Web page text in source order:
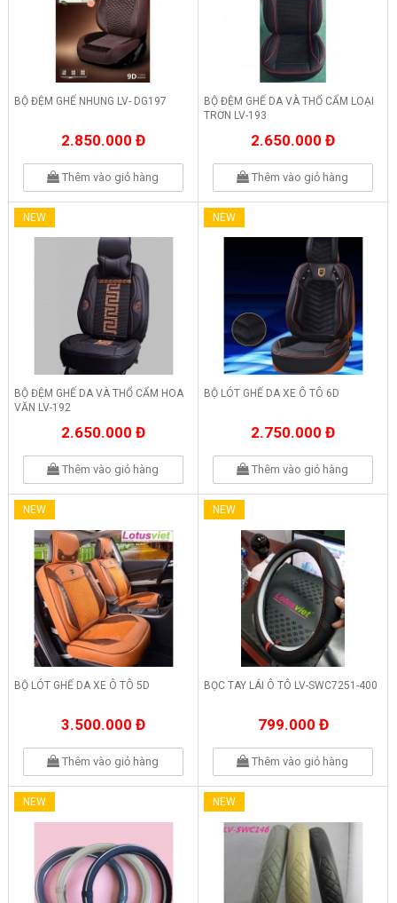
BỘ ĐỆM GHẾ NHUNG LV- DG197
2.850.000 Đ
Thêm vào giỏ hàng
BỘ ĐỆM GHẾ DA VÀ THỔ CẨM LOẠI
TRƠN LV-193
2.650.000 Đ
Thêm vào giỏ hàng
NEW
BỘ ĐỆM GHẾ DA VÀ THỔ CẨM HOA
VĂN LV-192
2.650.000 Đ
Thêm vào giỏ hàng
NEW
BỘ LÓT GHẾ DA XE Ô TÔ 6D
2.750.000 Đ
Thêm vào giỏ hàng
NEW
BỘ LÓT GHẾ DA XE Ô TÔ 5D
3.500.000 Đ
Thêm vào giỏ hàng
NEW
BỌC TAY LÁI Ô TÔ LV-SWC7251-400
799.000 Đ
Thêm vào giỏ hàng
NEW NEW